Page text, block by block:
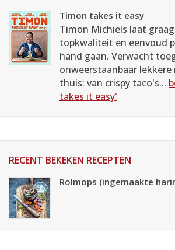
Timon takes it easy
Timon Michiels laat
topkwaliteit en eenvoud
hand gaan. Verwacht
onweerstaanbaar
thuis: van crispy taco's...
takes it easy'
RECENT BEKEKEN RECEPTEN
Rolmops (ingemaakte